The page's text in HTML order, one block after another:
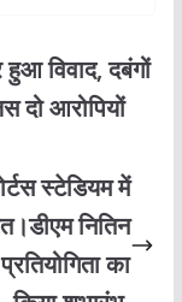
विवाद, दबंगों
दो आरोपियों
स्टेडियम में
नितिन
का